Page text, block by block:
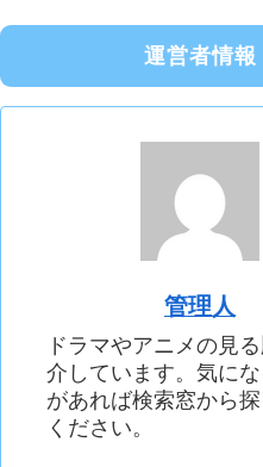
運営者情報
管理人
ドラマやアニメの見
介しています。気に
があれば検索窓から
ください。